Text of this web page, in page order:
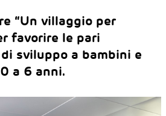
“Un villaggio per
favorire le pari
sviluppo a bambini e
a 6 anni.